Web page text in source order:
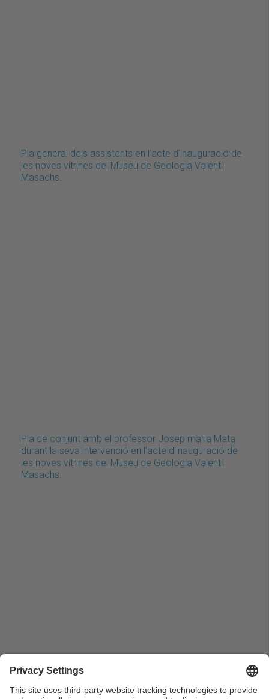
Pla general dels assistents en l’acte d’inauguració de
les noves vitrines del Museu de Geologia Valentí
Masachs.
Pla de conjunt amb el professor Josep maria Mata
durant la seva intervenció en l’acte d’inauguració de
les noves vitrines del Museu de Geologia Valentí
Masachs.